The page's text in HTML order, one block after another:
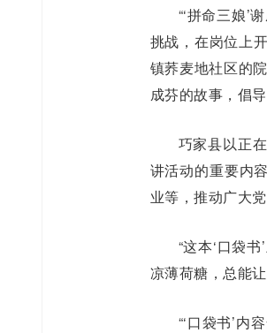
“‘拼命三娘’
挑战，在岗位上
镇荞麦地社区的
成芬的故事，倡
巧家县以正
讲活动的重要内
业等，推动广大
“这本‘口袋
凉薄荷糖，总能
“‘口袋书’内